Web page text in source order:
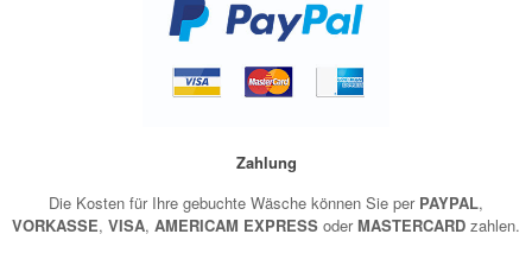
Zahlung
Die Kosten für Ihre gebuchte Wäsche können Sie per PAYPAL,
VORKASSE, VISA, AMERICAM EXPRESS oderMASTERCARD zahlen.